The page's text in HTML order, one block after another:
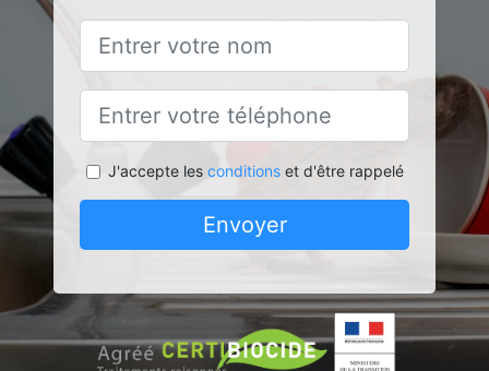
J'accepte les conditionset d'être rappelé
Envoyer